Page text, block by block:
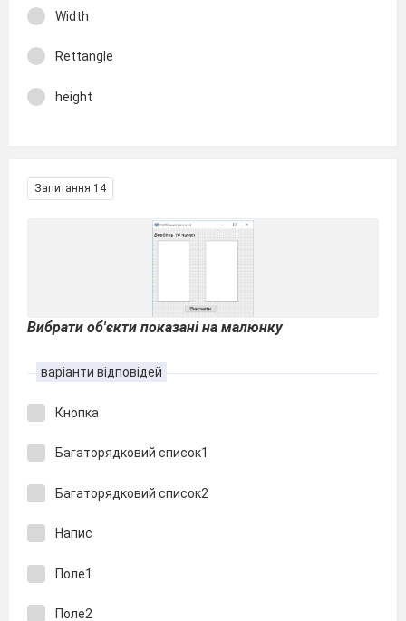
Width
Rettangle
height
Запитання 14
Вибрати об'єкти показані на малюнку
варіанти відповідей
Кнопка
Багаторядковий список1
Багаторядковий список2
Напис
Поле1
Поле2